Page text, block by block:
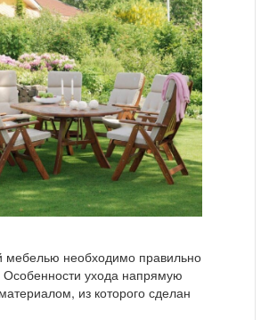
мебелью необходимо правильно
Особенности ухода напрямую
из которого сделан